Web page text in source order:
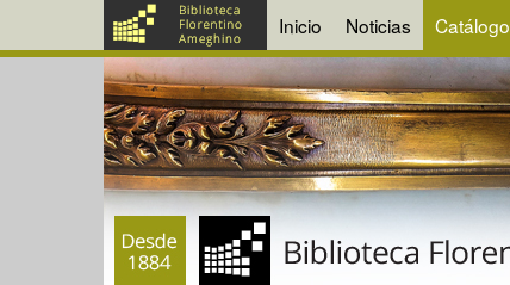
Inicio Noticias Catálogo